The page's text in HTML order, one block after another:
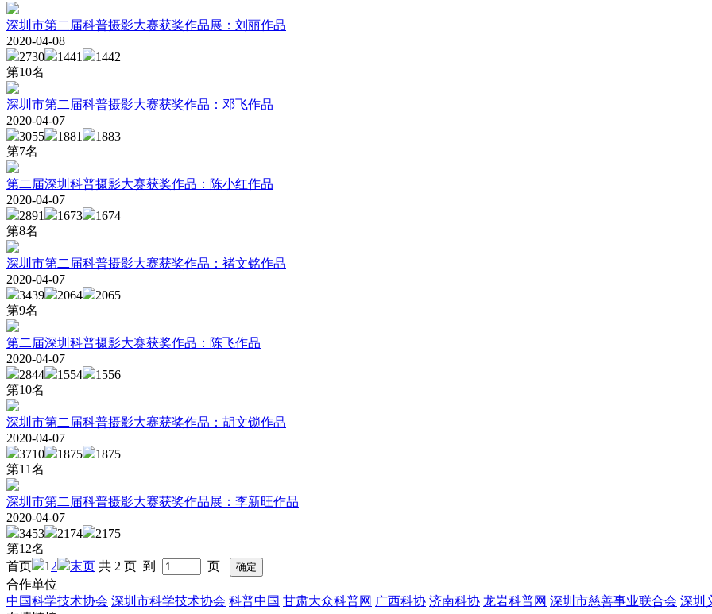
深圳市第二届科普摄影大赛获奖作品展：刘丽作品
2020-04-08
2730
1441
1442
第10名
深圳市第二届科普摄影大赛获奖作品：邓飞作品
2020-04-07
3055
1881
1883
第7名
第二届深圳科普摄影大赛获奖作品：陈小红作品
2020-04-07
2891
1673
1674
第8名
深圳市第二届科普摄影大赛获奖作品：褚文铭作品
2020-04-07
3439
2064
2065
第9名
第二届深圳科普摄影大赛获奖作品：陈飞作品
2020-04-07
2844
1554
1556
第10名
深圳市第二届科普摄影大赛获奖作品：胡文锁作品
2020-04-07
3710
1875
1875
第11名
深圳市第二届科普摄影大赛获奖作品展：李新旺作品
2020-04-07
3453
2174
2175
第12名
首页
1 2 末页 共 2 页 到
页
合作单位
中国科学技术协会 深圳市科学技术协会 科普中国 甘肃大众科普网 广西科协 济南科协 龙岩科普网 深圳市慈善事业联合会 深圳